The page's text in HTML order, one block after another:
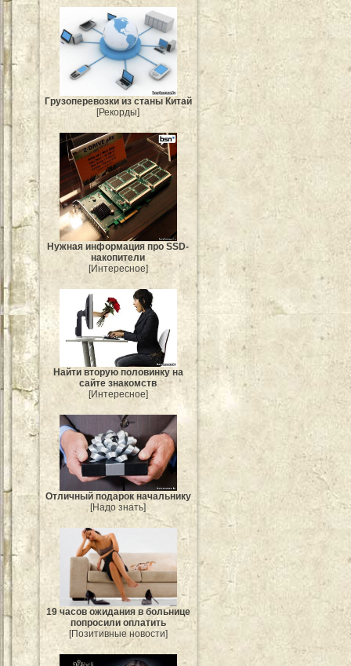
Грузоперевозки из станы Китай
[Рекорды]
Нужная информация про SSD-
накопители
[Интересное]
Найти вторую половинку на
сайте знакомств
[Интересное]
Отличный подарок начальнику
[Надо знать]
19 часов ожидания в больнице
попросили оплатить
[Позитивные новости]